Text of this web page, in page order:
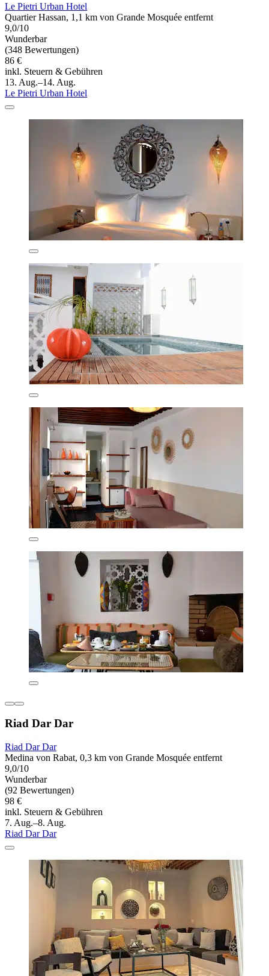
Le Pietri Urban Hotel
Quartier Hassan, 1,1 km von Grande Mosquée entfernt
9,0/10
Wunderbar
(348 Bewertungen)
86 €
inkl. Steuern & Gebühren
13. Aug.–14. Aug.
Le Pietri Urban Hotel
Riad Dar Dar
Riad Dar Dar
Medina von Rabat, 0,3 km von Grande Mosquée entfernt
9,0/10
Wunderbar
(92 Bewertungen)
98 €
inkl. Steuern & Gebühren
7. Aug.–8. Aug.
Riad Dar Dar